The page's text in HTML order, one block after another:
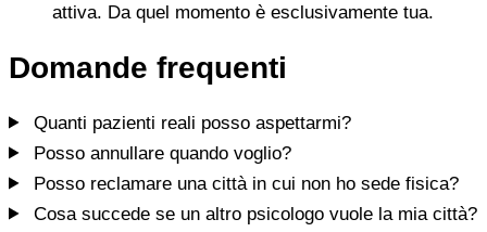
attiva. Da quel momento è esclusivamente tua.
Domande frequenti
Quanti pazienti reali posso aspettarmi?
Posso annullare quando voglio?
Posso reclamare una città in cui non ho sede fisica?
Cosa succede se un altro psicologo vuole la mia città?